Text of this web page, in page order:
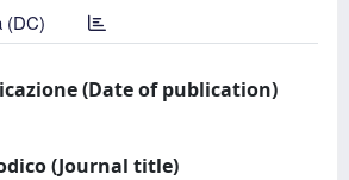
(DC)
(Date of publication)
(Journal title)